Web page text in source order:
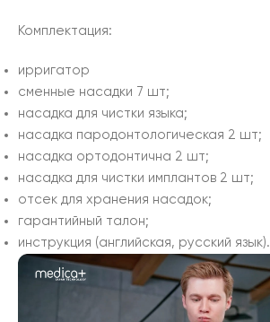
Комплектация:
ирригатор
сменные насадки 7 шт;
насадка для чистки языка;
насадка пародонтологическая 2 шт;
насадка ортодонтична 2 шт;
насадка для чистки имплантов 2 шт;
отсек для хранения насадок;
гарантийный талон;
инструкция (английская, русский язык).